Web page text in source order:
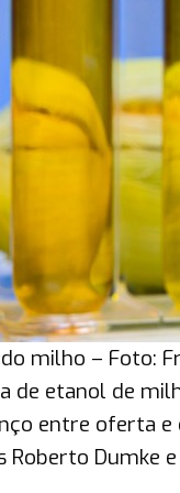
milho – Foto:
de etanol de
entre oferta e
Roberto Dumke